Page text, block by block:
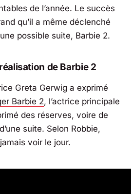
de l’année. Le succès
qu’il a même déclenché
possible suite, Barbie 2.
de Barbie 2
Greta Gerwig a exprimé
Barbie 2, l’actrice principale
des réserves, voire de
suite. Selon Robbie,
voir le jour.